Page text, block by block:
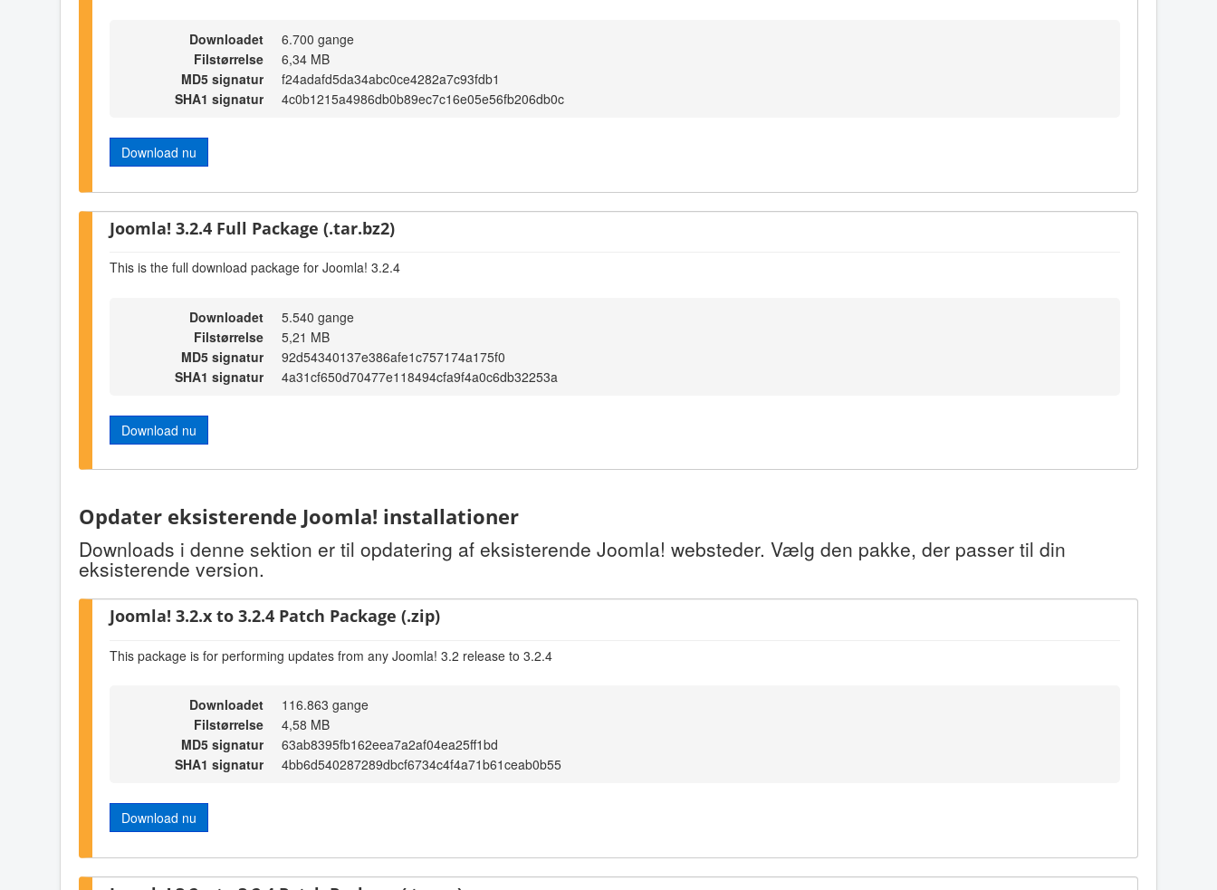
Downloadet
6.700 gange
Filstørrelse
6,34 MB
MD5 signatur
f24adafd5da34abc0ce4282a7c93fdb1
SHA1 signatur
4c0b1215a4986db0b89ec7c16e05e56fb206db0c
Download nu
Joomla! 3.2.4 Full Package (.tar.bz2)
This is the full download package for Joomla! 3.2.4
Downloadet
5.540 gange
Filstørrelse
5,21 MB
MD5 signatur
92d54340137e386afe1c757174a175f0
SHA1 signatur
4a31cf650d70477e118494cfa9f4a0c6db32253a
Download nu
Opdater eksisterende Joomla! installationer
Downloads i denne sektion er til opdatering af eksisterende Joomla! websteder. Vælg den pakke, der passer til din
eksisterende version.
Joomla! 3.2.x to 3.2.4 Patch Package (.zip)
This package is for performing updates from any Joomla! 3.2 release to 3.2.4
Downloadet
116.863 gange
Filstørrelse
4,58 MB
MD5 signatur
63ab8395fb162eea7a2af04ea25ff1bd
SHA1 signatur
4bb6d540287289dbcf6734c4f4a71b61ceab0b55
Download nu